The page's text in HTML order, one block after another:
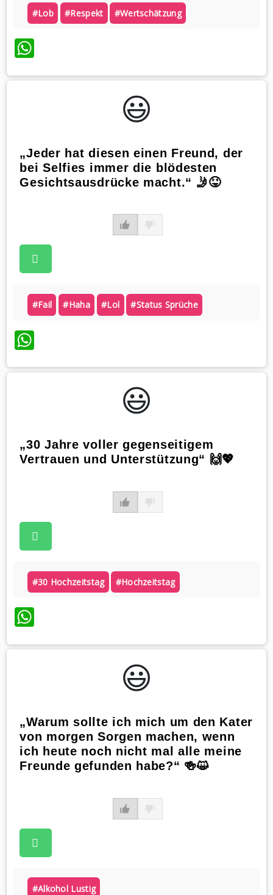
#lob #respekt #wertschätzung
WhatsApp
😃️
„Jeder hat diesen einen Freund, der
bei Selfies immer die blödesten
Gesichtsausdrücke macht.“ 🤳😝
#fail #haha #lol #status Sprüche
WhatsApp
😃️
„30 Jahre voller gegenseitigem
Vertrauen und Unterstützung“ 🙌💖
#30 Hochzeitstag #hochzeitstag
WhatsApp
😃️
„Warum sollte ich mich um den Kater
von morgen Sorgen machen, wenn
ich heute noch nicht mal alle meine
Freunde gefunden habe?“ 🍻😺
#alkohol Lustig